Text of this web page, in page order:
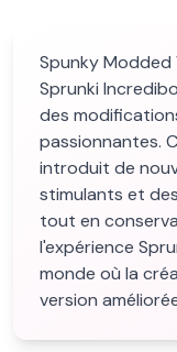
Spunky Modded
Sprunki
des
passionnantes.
introduit de
stimulants et
tout en
l'expérience
monde où la
version